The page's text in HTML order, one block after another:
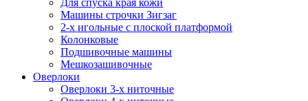
Для спуска края кожи
Машины строчки Зигзаг
2-х игольные с плоской платформой
Колонковые
Подшивочные машины
Мешкозашивочные
Оверлоки
Оверлоки 3-х ниточные